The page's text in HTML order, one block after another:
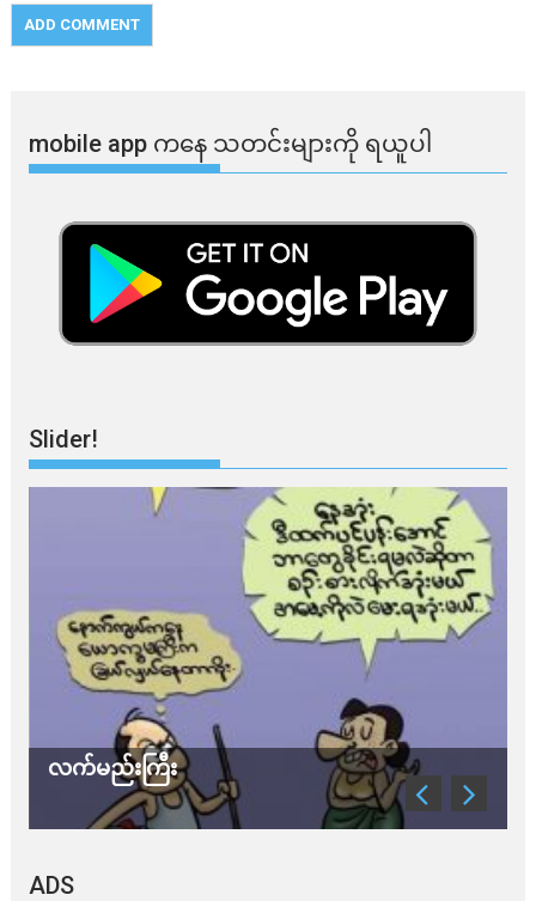
mobile app ​​ကနေ ​​သတင်းများကို ရယူပါ
Slider!
လက်မည်းကြီး
ADS